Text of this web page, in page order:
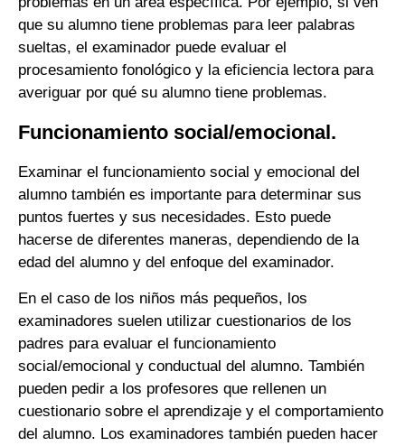
que su alumno tiene problemas para leer palabras
sueltas, el examinador puede evaluar el
procesamiento fonológico y la eficiencia lectora para
averiguar por qué su alumno tiene problemas.
Funcionamiento social/emocional.
Examinar el funcionamiento social y emocional del
alumno también es importante para determinar sus
puntos fuertes y sus necesidades. Esto puede
hacerse de diferentes maneras, dependiendo de la
edad del alumno y del enfoque del examinador.
En el caso de los niños más pequeños, los
examinadores suelen utilizar cuestionarios de los
padres para evaluar el funcionamiento
social/emocional y conductual del alumno. También
pueden pedir a los profesores que rellenen un
cuestionario sobre el aprendizaje y el comportamiento
del alumno. Los examinadores también pueden hacer